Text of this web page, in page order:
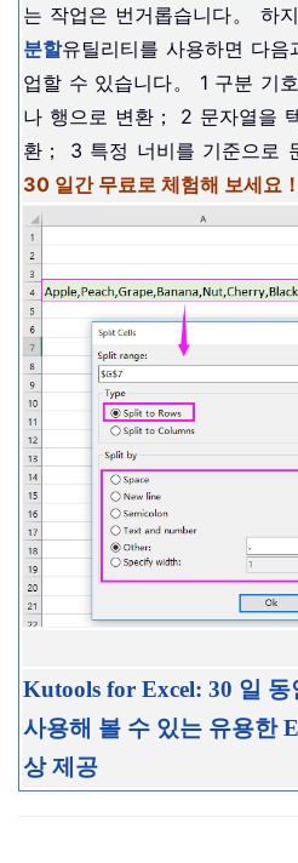
는 작업은 번거롭습니다。 하
분할유틸리티를 사용하면 다
업할 수 있습니다。 1 구분 기
나 행으로 변환； 2 문자열을
환； 3 특정 너비를 기준으로
30 일간 무료로 체험해 보세요！
Kutools for Excel: 30 일
사용해 볼 수 있는 유용한
상 제공